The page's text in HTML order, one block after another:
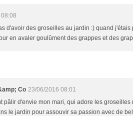
d'avoir des groseilles au jardin :) quand
en avaler goulûment des grappes et des
Co 23/06/2016 08:01
pâlir d'envie mon mari, qui adore les
le jardin pour assouvir sa passion avec de